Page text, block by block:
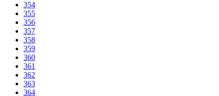
354
355
356
357
358
359
360
361
362
363
364